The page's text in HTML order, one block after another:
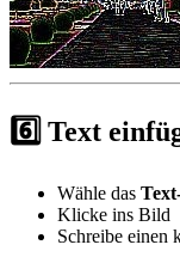
6️⃣ Text
Wähle das
Klicke ins Bild
Schreibe einen